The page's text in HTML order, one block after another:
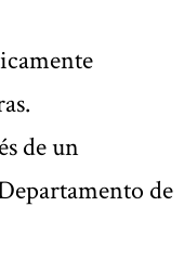
de un
de